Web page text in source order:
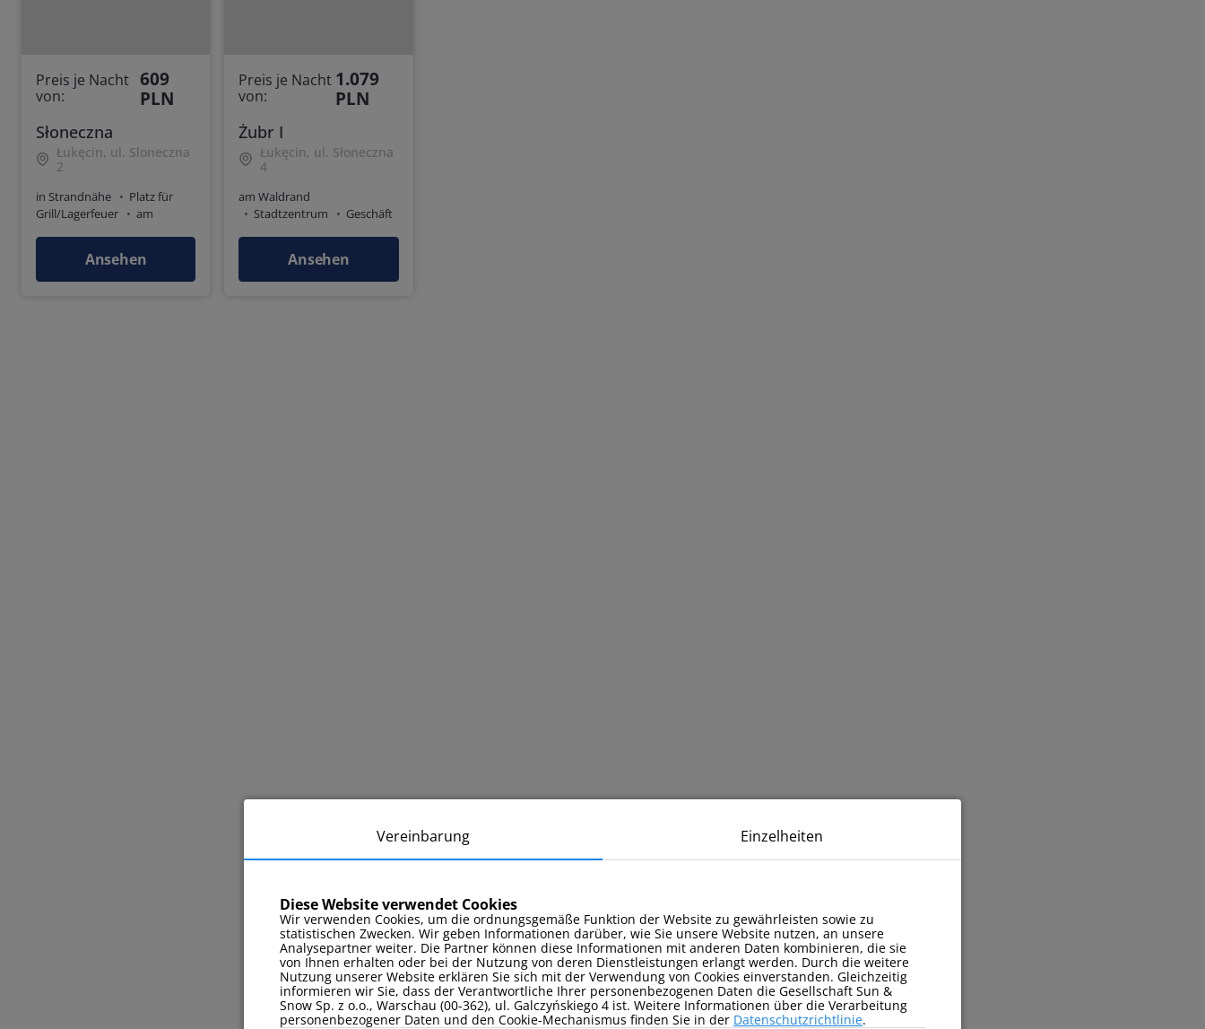
Preis je Nacht
von:
609
PLN
Słoneczna
Łukęcin, ul. Sloneczna
2
in Strandnähe
Platz für
Grill/Lagerfeuer
am
Ansehen
Preis je Nacht
von:
1.079
PLN
Żubr I
Łukęcin, ul. Słoneczna
4
am Waldrand
Stadtzentrum
Geschäft
Ansehen
Vereinbarung Einzelheiten
Diese Website verwendet Cookies
Wir verwenden Cookies, um die ordnungsgemäße Funktion der Website zu gewährleisten sowie zu
statistischen Zwecken. Wir geben Informationen darüber, wie Sie unsere Website nutzen, an unsere
Analysepartner weiter. Die Partner können diese Informationen mit anderen Daten kombinieren, die sie
von Ihnen erhalten oder bei der Nutzung von deren Dienstleistungen erlangt werden. Durch die weitere
Nutzung unserer Website erklären Sie sich mit der Verwendung von Cookies einverstanden. Gleichzeitig
informieren wir Sie, dass der Verantwortliche Ihrer personenbezogenen Daten die Gesellschaft Sun &
Snow Sp. z o.o., Warschau (00-362), ul. Galczyńskiego 4 ist. Weitere Informationen über die Verarbeitung
personenbezogener Daten und den Cookie-Mechanismus finden Sie in der Datenschutzrichtlinie.